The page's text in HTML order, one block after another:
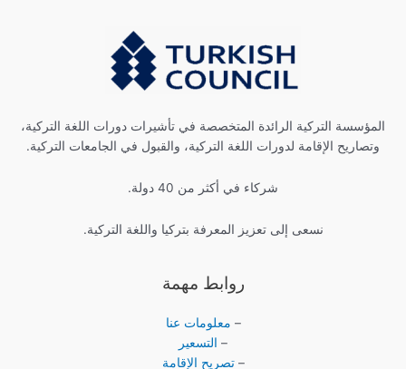
المؤسسة التركية الرائدة المتخصصة في تأشيرات دورات اللغة التركية،
وتصاريح الإقامة لدورات اللغة التركية، والقبول في الجامعات التركية.
شركاء في أكثر من 40 دولة.
نسعى إلى تعزيز المعرفة بتركيا واللغة التركية.
روابط مهمة
– معلومات عنا
– التسعير
–تصريح الإقامة